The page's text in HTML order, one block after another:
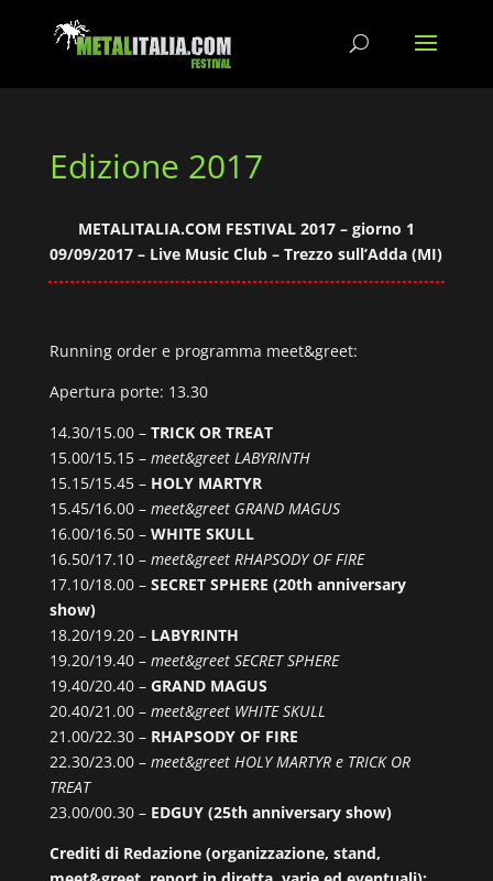
Edizione 2017
METALITALIA.COM FESTIVAL 2017 – giorno 1
09/09/2017 – Live Music Club – Trezzo sull’Adda (MI)
Running order e programma meet&greet:
Apertura porte: 13.30
14.30/15.00 – TRICK OR TREAT
15.00/15.15 – meet&greet LABYRINTH
15.15/15.45 – HOLY MARTYR
15.45/16.00 – meet&greet GRAND MAGUS
16.00/16.50 – WHITE SKULL
16.50/17.10 – meet&greet RHAPSODY OF FIRE
17.10/18.00 – SECRET SPHERE (20th anniversary
show)
18.20/19.20 – LABYRINTH
19.20/19.40 – meet&greet SECRET SPHERE
19.40/20.40 – GRAND MAGUS
20.40/21.00 – meet&greet WHITE SKULL
21.00/22.30 – RHAPSODY OF FIRE
22.30/23.00 – meet&greet HOLY MARTYR e TRICK OR
TREAT
23.00/00.30 – EDGUY (25th anniversary show)
Crediti di Redazione (organizzazione, stand,